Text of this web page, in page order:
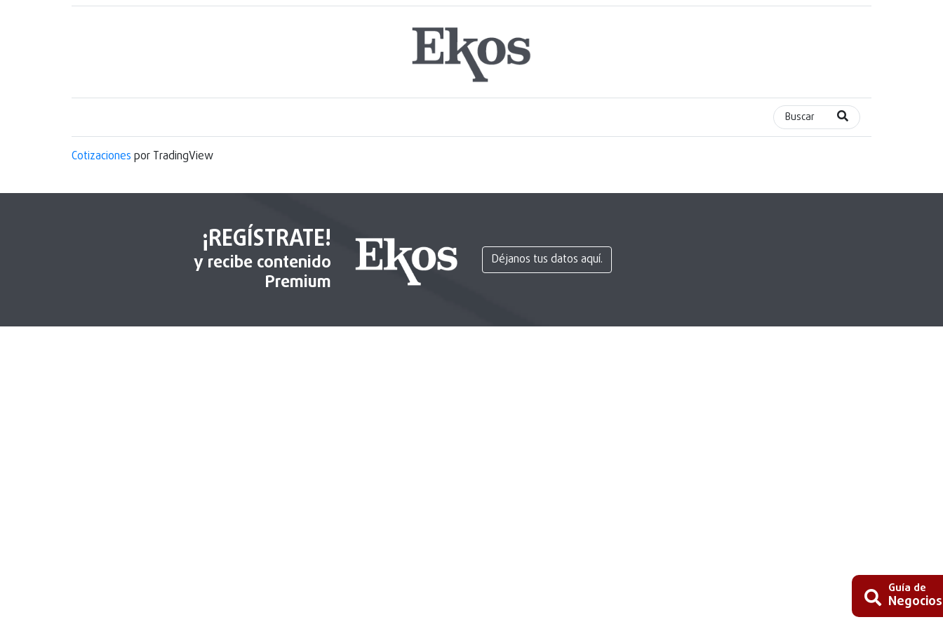
Buscar
Cotizaciones por TradingView
¡REGÍSTRATE!
y recibe contenido
Premium
Déjanos tus datos aquí.
Guía de